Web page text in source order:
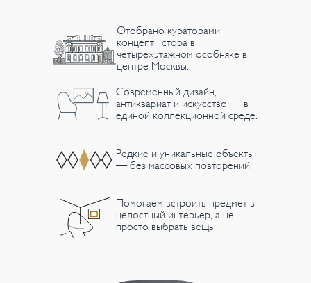
Отобрано кураторами
концепт-стора в
четырехэтажном особняке в
центре Москвы.
Современный дизайн,
антиквариат и искусство — в
единой коллекционной среде.
Редкие и уникальные объекты
— без массовых повторений.
Помогаем встроить предмет в
целостный интерьер, а не
просто выбрать вещь.